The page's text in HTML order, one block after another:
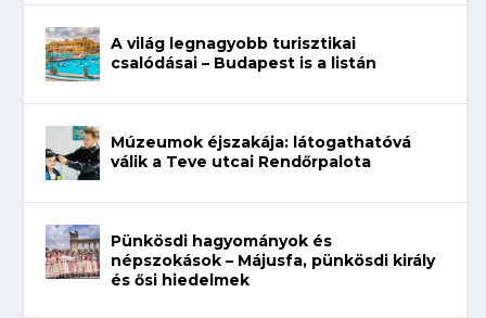
A világ legnagyobb turisztikai
csalódásai – Budapest is a listán
Múzeumok éjszakája: látogathatóvá
válik a Teve utcai Rendőrpalota
Pünkösdi hagyományok és
népszokások – Májusfa, pünkösdi király
és ősi hiedelmek